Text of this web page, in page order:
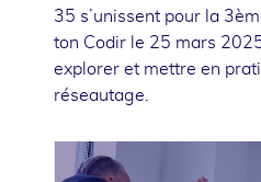
35 s’unissent pour la
ton Codir le 25 mars
explorer et mettre en
réseautage.